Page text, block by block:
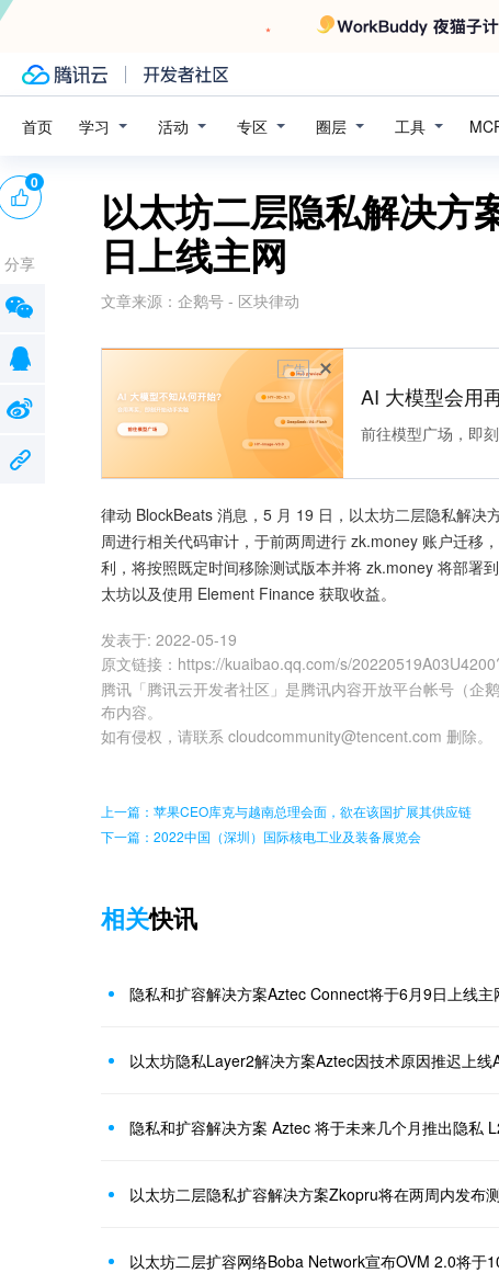
首页 学习 活动 专区 圈层 工具
以太坊二层隐私解决
日上线主网
文章来源： 企鹅号 - 区块律动
广告
AI 大模型会用
前往模型广场，即
律动 BlockBeats 消息，5 月 19 日，以太坊二层隐私解
周进行相关代码审计，于前两周进行 zk.money 账户迁移
利，将按照既定时间移除测试版本并将 zk.money 将部署
太坊以及使用 Element Finance 获取收益。
发表于: 2022-05-19
原文链接 ： https://kuaibao.qq.com/s/
腾讯「腾讯云开发者社区」是腾讯内容开放平台帐号（企
布内容。
如有侵权，请联系 cloudcommunity@tencent.com 删除。
0
分享
上一篇：苹果CEO库克与越南总理会面，欲在该国扩展其供应链
下一篇：2022中国（深圳）国际核电工业及装备展览会
相关快讯
隐私和扩容解决方案Aztec Connect将于6月9日上线主
以太坊隐私Layer2解决方案Aztec因技术原因推迟上线
隐私和扩容解决方案 Aztec 将于未来几个月推出隐私
以太坊二层隐私扩容解决方案Zkopru将在两周内发布
以太坊二层扩容网络Boba Network宣布OVM 2.0将于